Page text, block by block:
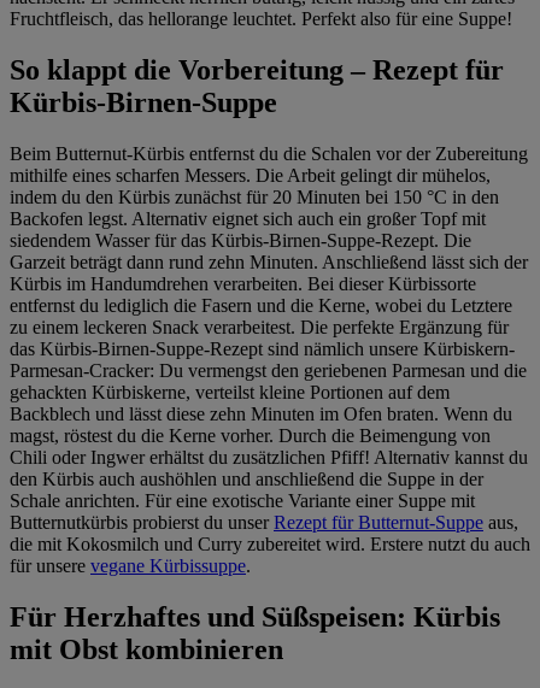
Fruchtfleisch, das hellorange leuchtet. Perfekt also für eine Suppe!
So klappt die Vorbereitung – Rezept für
Kürbis-Birnen-Suppe
Beim Butternut-Kürbis entfernst du die Schalen vor der Zubereitung
mithilfe eines scharfen Messers. Die Arbeit gelingt dir mühelos,
indem du den Kürbis zunächst für 20 Minuten bei 150 °C in den
Backofen legst. Alternativ eignet sich auch ein großer Topf mit
siedendem Wasser für das Kürbis-Birnen-Suppe-Rezept. Die
Garzeit beträgt dann rund zehn Minuten. Anschließend lässt sich der
Kürbis im Handumdrehen verarbeiten. Bei dieser Kürbissorte
entfernst du lediglich die Fasern und die Kerne, wobei du Letztere
zu einem leckeren Snack verarbeitest. Die perfekte Ergänzung für
das Kürbis-Birnen-Suppe-Rezept sind nämlich unsere Kürbiskern-
Parmesan-Cracker: Du vermengst den geriebenen Parmesan und die
gehackten Kürbiskerne, verteilst kleine Portionen auf dem
Backblech und lässt diese zehn Minuten im Ofen braten. Wenn du
magst, röstest du die Kerne vorher. Durch die Beimengung von
Chili oder Ingwer erhältst du zusätzlichen Pfiff! Alternativ kannst du
den Kürbis auch aushöhlen und anschließend die Suppe in der
Schale anrichten. Für eine exotische Variante einer Suppe mit
Butternutkürbis probierst du unserRezept für Butternut-Suppe aus,
die mit Kokosmilch und Curry zubereitet wird. Erstere nutzt du auch
für unsere vegane Kürbissuppe.
Für Herzhaftes und Süßspeisen: Kürbis
mit Obst kombinieren